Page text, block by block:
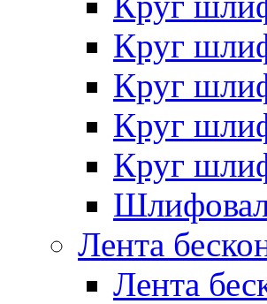
Круг
Круг
Круг
Круг
Лента
Лента